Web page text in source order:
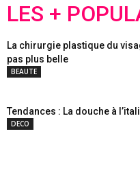
LES +
La chirurgie plastique du
pas plus belle
BEAUTE
Tendances : La douche à
DECO